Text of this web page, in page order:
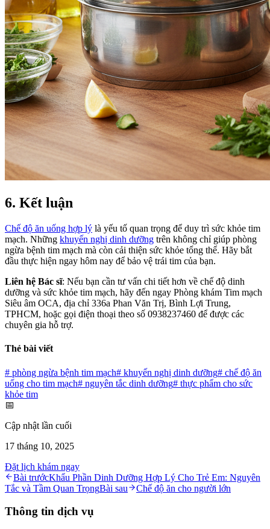
6. Kết luận
Chế độ ăn uống hợp lý là yếu tố quan trọng để duy trì sức khỏe tim
mạch. Những khuyến nghị dinh dưỡng trên không chỉ giúp phòng
ngừa bệnh tim mạch mà còn cải thiện sức khỏe tổng thể. Hãy bắt
đầu thực hiện ngay hôm nay để bảo vệ trái tim của bạn.
Liên hệ Bác sĩ: Nếu bạn cần tư vấn chi tiết hơn về chế độ dinh
dưỡng và sức khỏe tim mạch, hãy đến ngay Phòng khám Tim mạch
Siêu âm OCA, địa chỉ 336a Phan Văn Trị, Bình Lợi Trung,
TPHCM, hoặc gọi điện thoại theo số 0938237460 để được các
chuyên gia hỗ trợ.
Thẻ bài viết
# phòng ngừa bệnh tim mạch# khuyến nghị dinh dưỡng# chế độ ăn
uống cho tim mạch# nguyên tắc dinh dưỡng# thực phẩm cho sức
khỏe tim
📅
Cập nhật lần cuối
17 tháng 10, 2025
Đặt lịch khám ngay
Bài trướcKhẩu Phần Dinh Dưỡng Hợp Lý Cho Trẻ Em: Nguyên
Tắc và Tầm Quan TrọngBài sau Chế độ ăn cho người lớn
Thông tin dịch vụ